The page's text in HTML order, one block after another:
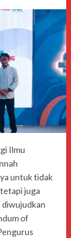
Ilmu
untuk tidak
juga
diwujudkan
of